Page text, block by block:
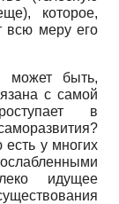
которое,
всю меру его
может быть,
с самой
в
у многих
идущее